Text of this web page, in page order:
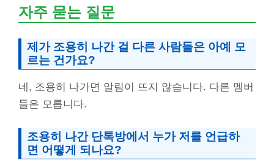
자주 묻는 질문
제가 조용히 나간 걸 다른 사람들은 아예 모
르는 건가요?
네, 조용히 나가면 알림이 뜨지 않습니다. 다른 멤버
들은 모릅니다.
조용히 나간 단톡방에서 누가 저를 언급하
면 어떻게 되나요?